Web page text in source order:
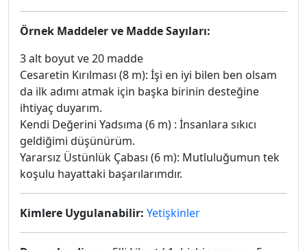
Örnek Maddeler ve Madde Sayıları:
3 alt boyut ve 20 madde
Cesaretin Kırılması (8 m): İşi en iyi bilen ben olsam
da ilk adımı atmak için başka birinin desteğine
ihtiyaç duyarım.
Kendi Değerini Yadsıma (6 m) : İnsanlara sıkıcı
geldiğimi düşünürüm.
Yararsız Üstünlük Çabası (6 m): Mutluluğumun tek
koşulu hayattaki başarılarımdır.
Kimlere Uygulanabilir: Yetişkinler